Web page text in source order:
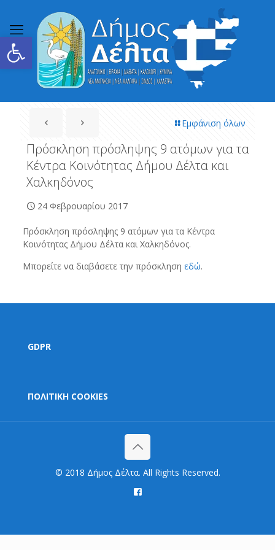
Ανοίξτε τη γραμμή εργαλείων
Εμφάνιση όλων
Πρόσκληση πρόσληψης 9 ατόμων για τα
Κέντρα Κοινότητας Δήμου Δέλτα και
Χαλκηδόνος
24 Φεβρουαρίου 2017
Πρόσκληση πρόσληψης 9 ατόμων για τα Κέντρα
Κοινότητας Δήμου Δέλτα και Χαλκηδόνος.
Μπορείτε να διαβάσετε την πρόσκληση εδώ.
GDPR
ΠΟΛΙΤΙΚΗ COOKIES
© 2018 Δήμος Δέλτα. All Rights Reserved.